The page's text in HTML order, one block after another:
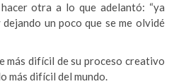
otra a lo que adelantó: “ya
un poco que se me olvidé
más difícil de su proceso creativo
más difícil del mundo.